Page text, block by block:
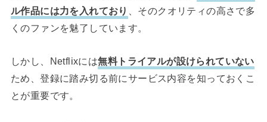
ル作品には力を入れており
、そのクオリティの高さで多
くのファンを魅了しています。
しかし、Netflixには無料トライアルが設けられていない
ため、登録に踏み切る前にサービス内容を知っておくこ
とが重要です。